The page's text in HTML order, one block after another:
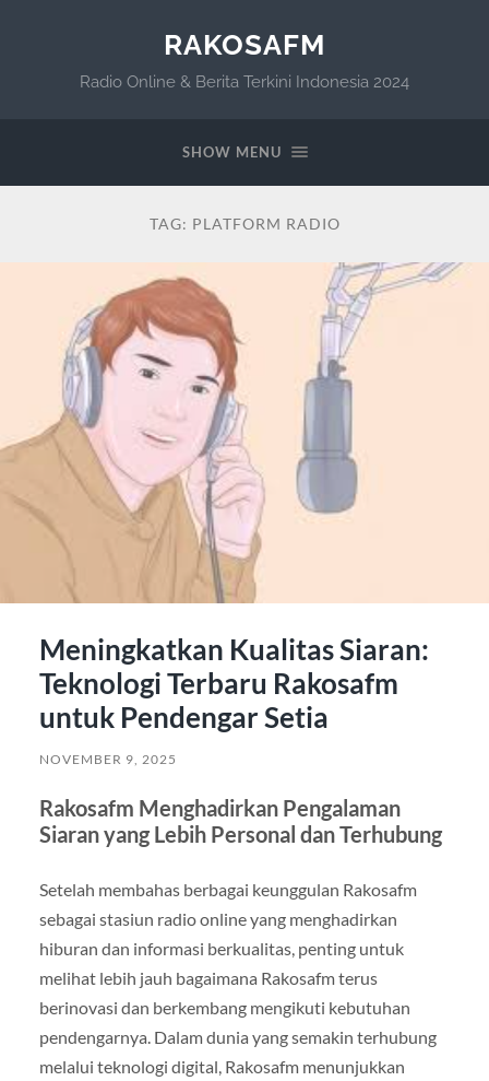
RAKOSAFM
Radio Online & Berita Terkini Indonesia 2024
SHOW MENU
TAG: PLATFORM RADIO
Meningkatkan Kualitas Siaran:
Teknologi Terbaru Rakosafm
untuk Pendengar Setia
NOVEMBER 9, 2025
Rakosafm Menghadirkan Pengalaman
Siaran yang Lebih Personal dan Terhubung
Setelah membahas berbagai keunggulan Rakosafm
sebagai stasiun radio online yang menghadirkan
hiburan dan informasi berkualitas, penting untuk
melihat lebih jauh bagaimana Rakosafm terus
berinovasi dan berkembang mengikuti kebutuhan
pendengarnya. Dalam dunia yang semakin terhubung
melalui teknologi digital, Rakosafm menunjukkan